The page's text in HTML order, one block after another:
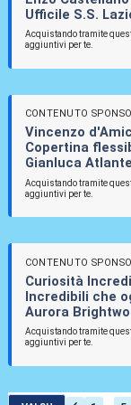
Ufficile S.S.
Acquistando tramite
aggiuntivi per te.
CONTENUTO
Vincenzo
Copertina
Gianluca Atlante
Acquistando tramite
aggiuntivi per te.
CONTENUTO
Curiosità
Incredibili che
Aurora
Acquistando tramite
aggiuntivi per te.